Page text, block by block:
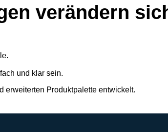
verändern
und klar sein.
erweiterten Produktpalette entwickelt.